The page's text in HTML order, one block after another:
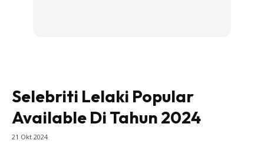
Selebriti Lelaki Popular
Available Di Tahun 2024
21 Okt 2024